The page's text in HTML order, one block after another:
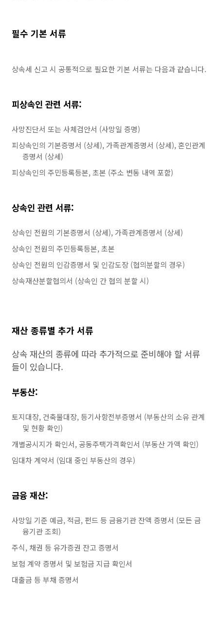
필수 기본 서류
상속세 신고 시 공통적으로 필요한 기본 서류는 다음과 같습니다.
피상속인 관련 서류:
사망진단서 또는 사체검안서 (사망일 증명)
피상속인의 기본증명서 (상세), 가족관계증명서 (상세), 혼인관계
증명서 (상세)
피상속인의 주민등록등본, 초본 (주소 변동 내역 포함)
상속인 관련 서류:
상속인 전원의 기본증명서 (상세), 가족관계증명서 (상세)
상속인 전원의 주민등록등본, 초본
상속인 전원의 인감증명서 및 인감도장 (협의분할의 경우)
상속재산분할협의서 (상속인 간 협의 분할 시)
재산 종류별 추가 서류
상속 재산의 종류에 따라 추가적으로 준비해야 할 서류
들이 있습니다.
부동산:
토지대장, 건축물대장, 등기사항전부증명서 (부동산의 소유 관계
및 현황 확인)
개별공시지가 확인서, 공동주택가격확인서 (부동산 가액 확인)
임대차 계약서 (임대 중인 부동산의 경우)
금융 재산:
사망일 기준 예금, 적금, 펀드 등 금융기관 잔액 증명서 (모든 금
융기관 조회)
주식, 채권 등 유가증권 잔고 증명서
보험 계약 증명서 및 보험금 지급 확인서
대출금 등 부채 증명서